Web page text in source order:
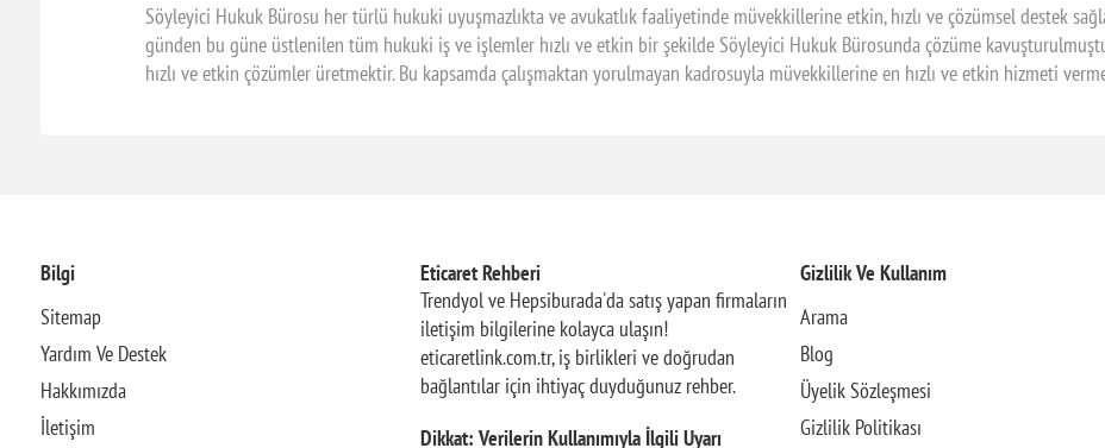
Söyleyici Hukuk Bürosu her türlü hukuki uyuşmazlıkta ve avukatlık faaliyetinde müvekkillerine etkin, hızlı ve çözümsel destek
günden bu güne üstlenilen tüm hukuki iş ve işlemler hızlı ve etkin bir şekilde Söyleyici Hukuk Bürosunda çözüme
hızlı ve etkin çözümler üretmektir. Bu kapsamda çalışmaktan yorulmayan kadrosuyla müvekkillerine en hızlı ve etkin hizmeti
Bilgi
Sitemap
Yardım Ve Destek
Hakkımızda
İletişim
Eticaret Rehberi
Trendyol ve Hepsiburada'da satış yapan firmaların
iletişim bilgilerine kolayca ulaşın!
eticaretlink.com.tr, iş birlikleri ve doğrudan
bağlantılar için ihtiyaç duyduğunuz rehber.
Dikkat: Verilerin Kullanımıyla İlgili Uyarı
Gizlilik Ve Kullanım
Arama
Blog
Üyelik Sözleşmesi
Gizlilik Politikası